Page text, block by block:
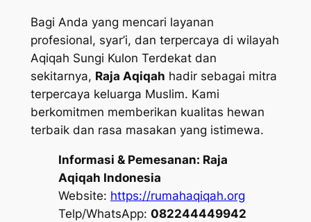
Bagi Anda yang mencari layanan
profesional, syar’i, dan terpercaya di wilayah
Aqiqah Sungi Kulon Terdekat dan
sekitarnya, Raja Aqiqah hadir sebagai mitra
terpercaya keluarga Muslim. Kami
berkomitmen memberikan kualitas hewan
terbaik dan rasa masakan yang istimewa.
Informasi & Pemesanan: Raja
Aqiqah Indonesia
Website: https://rumahaqiqah.org
Telp/WhatsApp: 082244449942